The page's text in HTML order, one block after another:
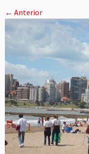
← Anterior